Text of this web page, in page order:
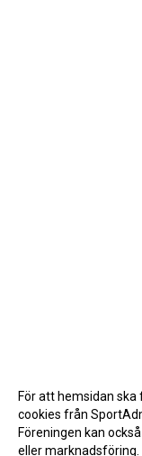
För att hemsidan
cookies från
Föreningen kan
eller marknadsföring.